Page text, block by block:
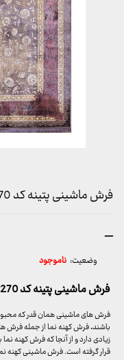
فرش ماشینی پتینه کد sc270
–محدوده
قیمت:
3,899,000 تومان
تا
29,999,000 تومان
وضعیت: ناموجود
فرش ماشینی پتینه کد sc270
فرش های ماشینی همان قدر که
باشند.فرش کهنه نما از جمله فرش
زیادی دارد و از آنجا که فرش کهنه
قرار گرفته است. فرش ماشینی کهنه